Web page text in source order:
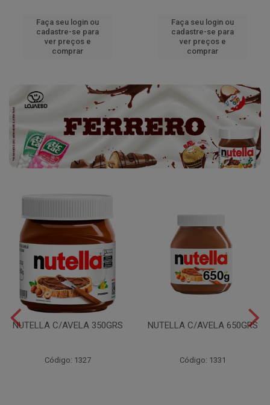
Faça seu login ou
cadastre-se para
ver preços e
comprar
Faça seu login ou
cadastre-se para
ver preços e
comprar
NUTELLA C/AVELA 350GRS
Código: 1327
NUTELLA C/AVELA 650GRS
Código: 1331